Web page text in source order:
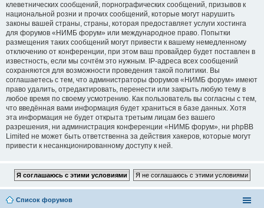
клеветнических сообщений, порнографических сообщений, призывов к
национальной розни и прочих сообщений, которые могут нарушить
законы вашей страны, страны, которая предоставляет услуги хостинга
для форумов «НИМБ форум» или международное право. Попытки
размещения таких сообщений могут привести к вашему немедленному
отключению от конференции, при этом ваш провайдер будет поставлен в
известность, если мы сочтём это нужным. IP-адреса всех сообщений
сохраняются для возможности проведения такой политики. Вы
соглашаетесь с тем, что администраторы форумов «НИМБ форум» имеют
право удалить, отредактировать, перенести или закрыть любую тему в
любое время по своему усмотрению. Как пользователь вы согласны с тем,
что введённая вами информация будет храниться в базе данных. Хотя
эта информация не будет открыта третьим лицам без вашего
разрешения, ни администрация конференции «НИМБ форум», ни phpBB
Limited не может быть ответственна за действия хакеров, которые могут
привести к несанкционированному доступу к ней.
Список форумов